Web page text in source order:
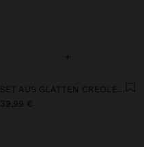
+
SET AUS GLATTEN CREOLEN VERGOLDET MIT 18K - 925ER STERLINGSILBER
39,99 €